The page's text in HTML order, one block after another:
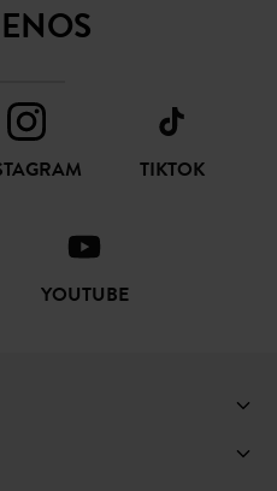
TIKTOK
YOUTUBE